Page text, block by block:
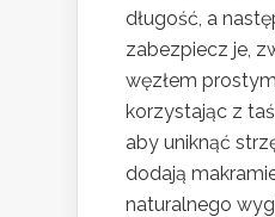
długość, a
zabezpiecz je,
węzłem
korzystając z
aby uniknąć
dodają
naturalnego